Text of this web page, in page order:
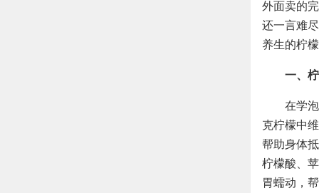
外面卖的
还一言难
养生的柠
一、
在学
克柠檬中
帮助身体
柠檬酸、
胃蠕动，